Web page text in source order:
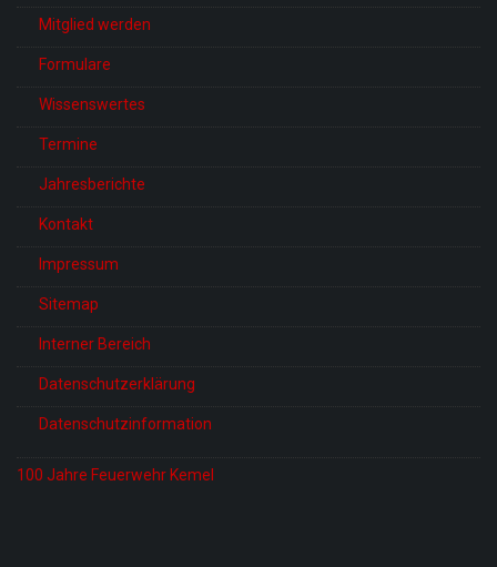
Mitglied werden
Formulare
Wissenswertes
Termine
Jahresberichte
Kontakt
Impressum
Sitemap
Interner Bereich
Datenschutzerklärung
Datenschutzinformation
100 Jahre Feuerwehr Kemel